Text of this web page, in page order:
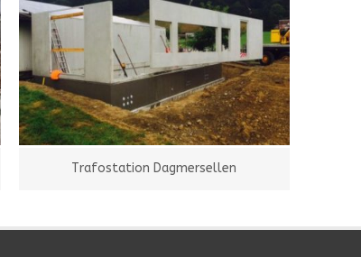
Trafostation Dagmersellen